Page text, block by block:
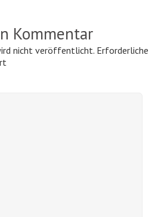
Kommentar
nicht veröffentlicht. Erforderliche